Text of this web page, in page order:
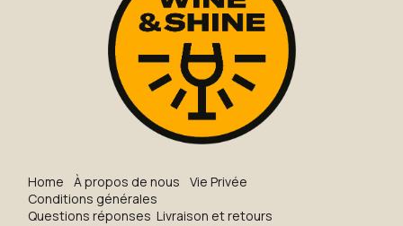
H​o​me À propos de nous
Vie Privée
Conditions générales
Questions réponses Livraison et retours